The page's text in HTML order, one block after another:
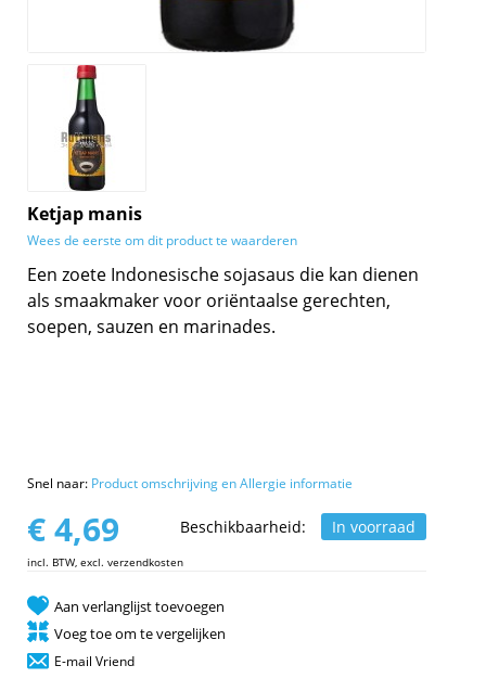
Ketjap manis
Wees de eerste om dit product te waarderen
Een zoete Indonesische sojasaus die kan dienen
als smaakmaker voor oriëntaalse gerechten,
soepen, sauzen en marinades.
Snel naar: Product omschrijving en Allergie informatie
Beschikbaarheid: In voorraad
€ 4,69
incl. BTW, excl. verzendkosten
Aan verlanglijst toevoegen
Voeg toe om te vergelijken
E-mail Vriend